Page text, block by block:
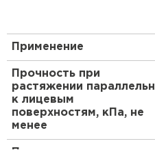
Применение
Прочность при
растяжении
к лицевым
поверхностям, кПа, не
менее